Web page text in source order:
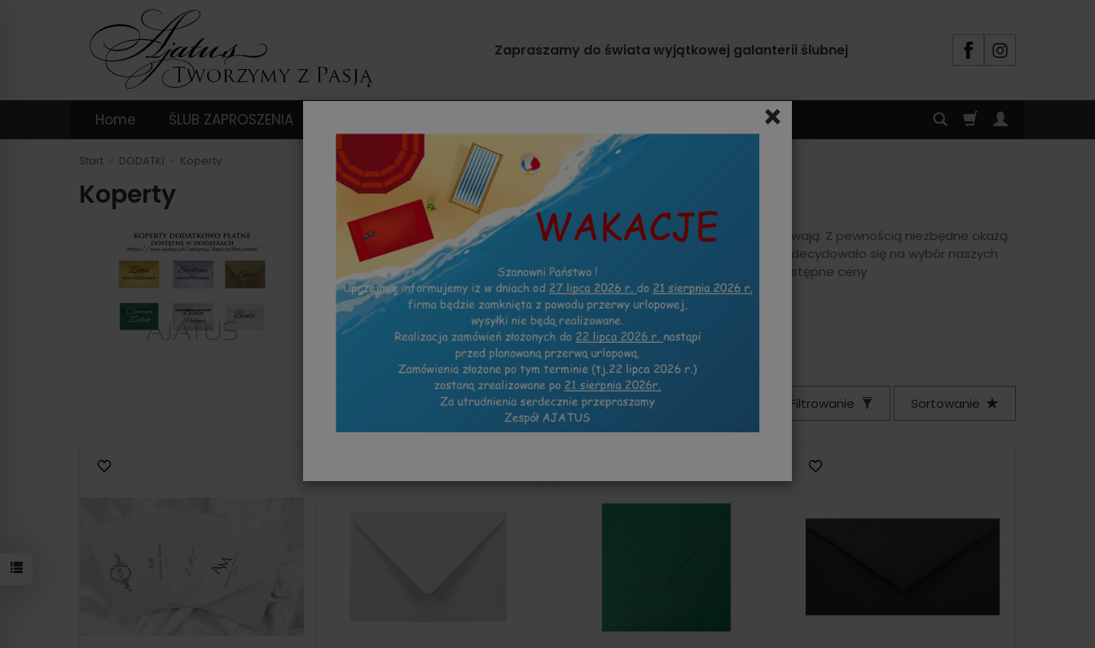
×
Zapraszamy do świata wyjątkowej galanterii ślubnej
Home ŚLUB ZAPROSZENIA
Start DODATKI Koperty
Koperty
Wręcz swoim gościom zachwycające zaproszenia, które z wielką chęcią zachowają. Z pewnością niezbędne okażą
się koperty, które możesz nabyć w naszym internetowym sklepie. Wiele osób zdecydowało się na wybór naszych
produktów przez wzgląd na eleganckie wykonanie kopert, oraz wyjątkowo przystępne ceny
Filtrowanie Sortowanie